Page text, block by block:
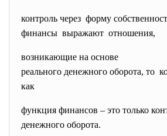
контроль через форму
финансы выражают отношения,
возникающие на основе
реального денежного оборота, то
как
функция финансов – это только
денежного оборота.